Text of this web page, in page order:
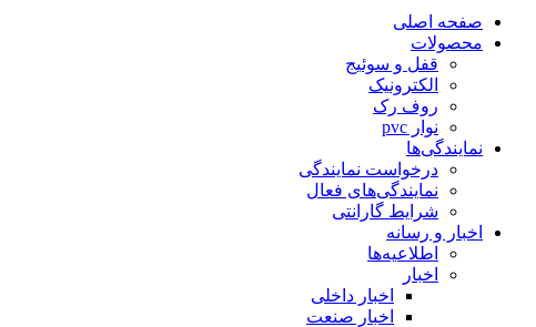
صفحه اصلی
محصولات
قفل و سوئیج
الکترونیک
روف رک
نوار pvc
نمایندگی‌ها
درخواست نمایندگی
نمایندگی‌های فعال
شرایط گارانتی
اخبار و رسانه
اطلاعیه‌ها
اخبار
اخبار داخلی
اخبار صنعت